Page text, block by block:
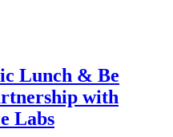
Lunch & Be
with
Labs